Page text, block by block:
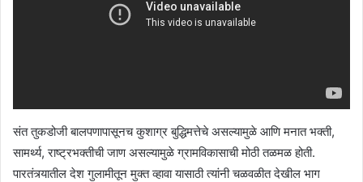
संत तुकडोजी बालपणापासूनच कुशाग्र बुद्धिमत्तेचे असल्यामुळे आणि मनात भक्ती,
सामर्थ्य, राष्ट्रभक्तीची जाण असल्यामुळे ग्रामविकासाची मोठी तळमळ होती.
पारतंत्र्यातील देश गुलामीतून मुक्त व्हावा यासाठी त्यांनी चळवळीत देखील भाग